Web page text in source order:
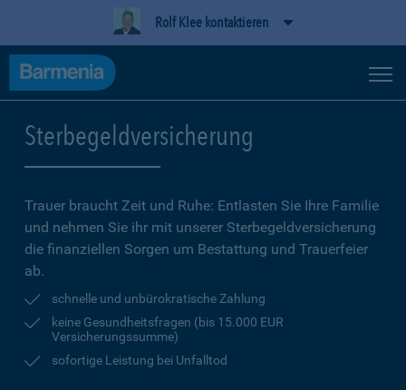
Rolf Klee kontaktieren
Sterbegeldversicherung
Trauer braucht Zeit und Ruhe: Entlasten Sie Ihre Familie
und nehmen Sie ihr mit unserer Sterbegeldversicherung
die finanziellen Sorgen um Bestattung und Trauerfeier
ab.
schnelle und unbürokratische Zahlung
keine Gesundheitsfragen (bis 15.000 EUR
Versicherungssumme)
sofortige Leistung bei Unfalltod